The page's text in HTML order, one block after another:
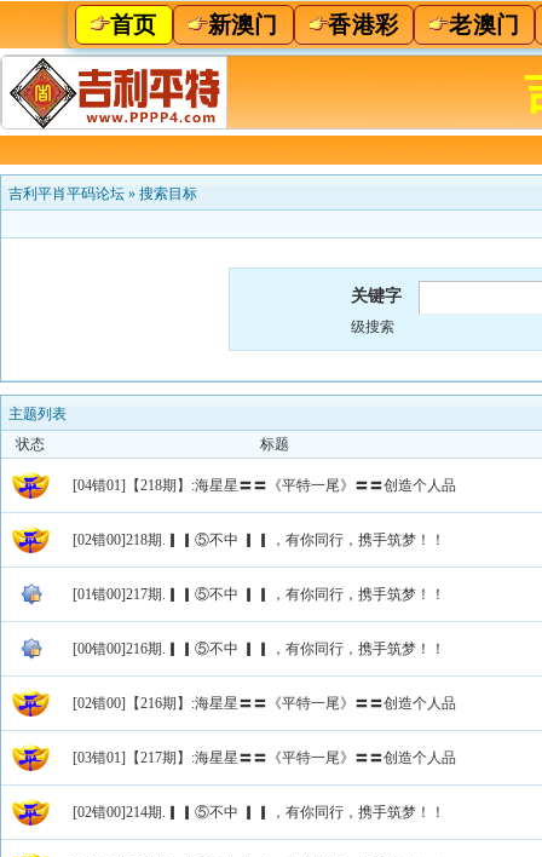
首页 新澳门 香港彩 老澳门
吉利平肖平码论坛 » 搜索目标
关键字
级搜索
主题列表
状态
标题
[04错01]【218期】:海星星〓〓《平特一尾》〓〓创造个人品
[02错00]218期.▎▎⑤不中 ▎▎，有你同行，携手筑梦！！
[01错00]217期.▎▎⑤不中 ▎▎，有你同行，携手筑梦！！
[00错00]216期.▎▎⑤不中 ▎▎，有你同行，携手筑梦！！
[02错00]【216期】:海星星〓〓《平特一尾》〓〓创造个人品
[03错01]【217期】:海星星〓〓《平特一尾》〓〓创造个人品
[02错00]214期.▎▎⑤不中 ▎▎，有你同行，携手筑梦！！